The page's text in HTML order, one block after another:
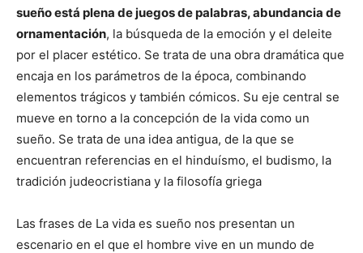
sueño está plena de juegos de palabras, abundancia de
ornamentación, la búsqueda de la emoción y el deleite
por el placer estético. Se trata de una obra dramática que
encaja en los parámetros de la época, combinando
elementos trágicos y también cómicos. Su eje central se
mueve en torno a la concepción de la vida como un
sueño. Se trata de una idea antigua, de la que se
encuentran referencias en el hinduísmo, el budismo, la
tradición judeocristiana y la filosofía griega
Las frases de La vida es sueño nos presentan un
escenario en el que el hombre vive en un mundo de